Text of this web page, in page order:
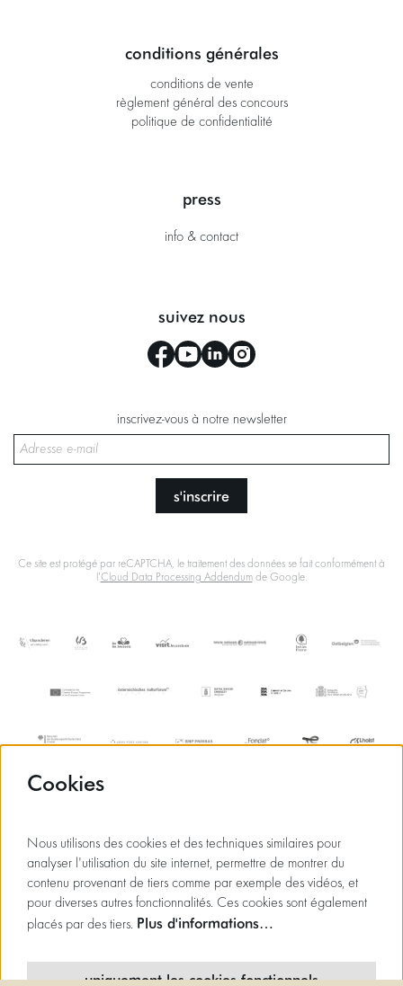
conditions générales
conditions de vente
règlement général des concours
politique de confidentialité
press
info & contact
suivez nous
inscrivez-vous à notre newsletter
s'inscrire
Ce site est protégé par reCAPTCHA, le traitement des données se fait conformément à
l'Cloud Data Processing Addendumde Google.
Cookies
Nous utilisons des cookies et des techniques similaires pour
analyser l'utilisation du site internet, permettre de montrer du
contenu provenant de tiers comme par exemple des vidéos, et
pour diverses autres fonctionnalités. Ces cookies sont également
placés par des tiers. Plus d'informations…
uniquement les cookies fonctionnels